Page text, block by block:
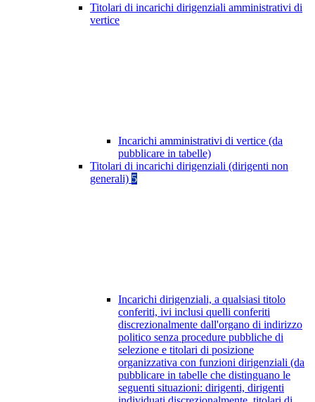
Titolari di incarichi dirigenziali amministrativi di
vertice
Incarichi amministrativi di vertice (da
pubblicare in tabelle)
Titolari di incarichi dirigenziali (dirigenti non
generali) 5
Incarichi dirigenziali, a qualsiasi titolo
conferiti, ivi inclusi quelli conferiti
discrezionalmente dall'organo di indirizzo
politico senza procedure pubbliche di
selezione e titolari di posizione
organizzativa con funzioni dirigenziali (da
pubblicare in tabelle che distinguano le
seguenti situazioni: dirigenti, dirigenti